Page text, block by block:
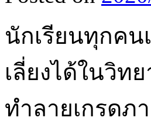
นักเรียนทุกคน
เลี่ยงได้ในวิท
ทำลายเกรดภ